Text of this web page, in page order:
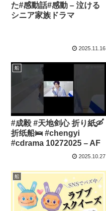
た#感動話#感動 – 泣ける
シニア家族ドラマ
2025.11.16
船
#成毅 #天地剑心 折り紙🛶
折纸船🛌 #chengyi
#cdrama 10272025 – AF
2025.10.27
船